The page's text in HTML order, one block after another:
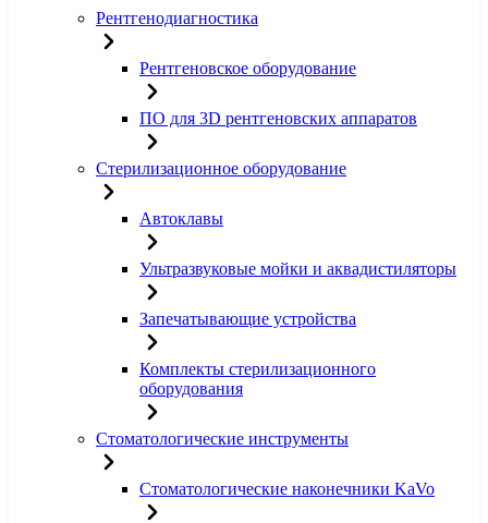
Рентгенодиагностика
Рентгеновское оборудование
ПО для 3D рентгеновских аппаратов
Стерилизационное оборудование
Автоклавы
Ультразвуковые мойки и аквадистиляторы
Запечатывающие устройства
Комплекты стерилизационного
оборудования
Стоматологические инструменты
Стоматологические наконечники KaVo